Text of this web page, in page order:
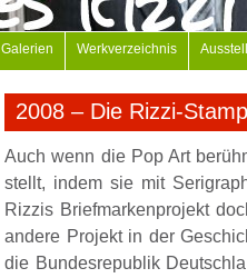
Galerien Werkverzeichnis
2008 – Die Rizzi-
Auch wenn die Pop Art
stellt, indem sie mit
Rizzis Briefmarkenprojekt
andere Projekt in der
die Bundesrepublik